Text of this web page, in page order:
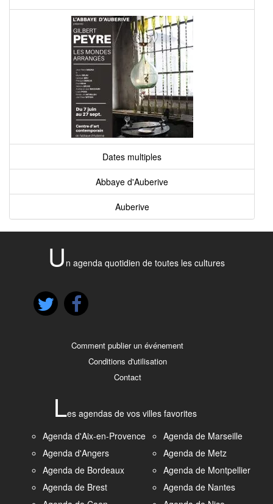
Dates multiples
Abbaye d'Auberive
Auberive
U n agenda quotidien de toutes les cultures
Comment publier un événement
Conditions d'utilisation
Contact
Les agendas de vos villes favorites
Agenda d'Aix-en-Provence
Agenda d'Angers
Agenda de Bordeaux
Agenda de Brest
Agenda de Marseille
Agenda de Metz
Agenda de Montpellier
Agenda de Nantes